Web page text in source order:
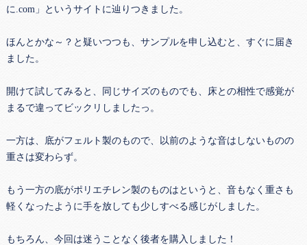
に.com」というサイトに辿りつきました。
ほんとかな～？と疑いつつも、サンプルを申し込むと、すぐに届き
ました。
開けて試してみると、同じサイズのものでも、床との相性で感覚が
まるで違ってビックリしましたっ。
一方は、底がフェルト製のもので、以前のような音はしないものの
重さは変わらず。
もう一方の底がポリエチレン製のものはというと、音もなく重さも
軽くなったように手を放しても少しすべる感じがしました。
もちろん、今回は迷うことなく後者を購入しました！